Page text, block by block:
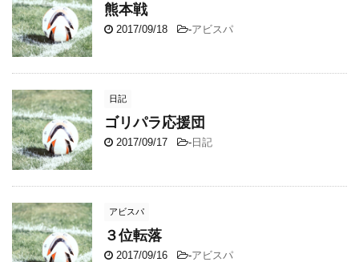
熊本戦
2017/09/18 -アビスパ
日記
ゴリパラ応援団
2017/09/17 -日記
アビスパ
３位転落
2017/09/16 -アビスパ